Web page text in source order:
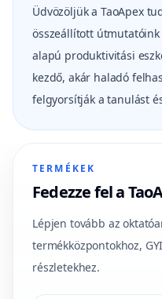
Üdvözöljük a TaoApex
összeállított
alapú produktivitási
kezdő, akár haladó
felgyorsítják a tanulást
TERMÉKEK
Fedezze fel a
Lépjen tovább az
termékközpontokhoz,
részletekhez.